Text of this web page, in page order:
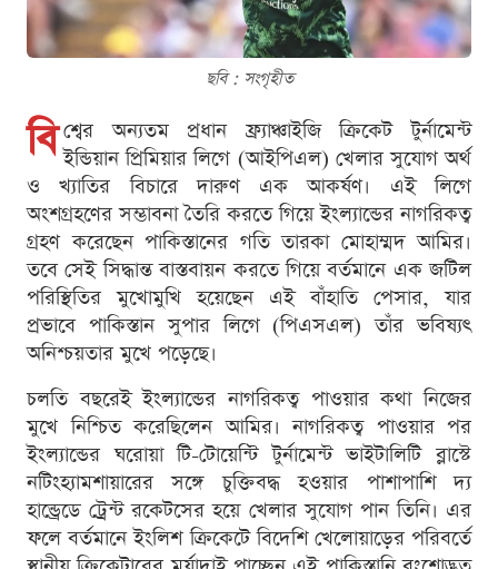
ছবি : সংগৃহীত
বি শ্বের অন্যতম প্রধান ফ্র্যাঞ্চাইজি ক্রিকেট টুর্নামেন্ট
ইন্ডিয়ান প্রিমিয়ার লিগে (আইপিএল) খেলার সুযোগ অর্থ
ও খ্যাতির বিচারে দারুণ এক আকর্ষণ। এই লিগে
অংশগ্রহণের সম্ভাবনা তৈরি করতে গিয়ে ইংল্যান্ডের নাগরিকত্ব
গ্রহণ করেছেন পাকিস্তানের গতি তারকা মোহাম্মদ আমির।
তবে সেই সিদ্ধান্ত বাস্তবায়ন করতে গিয়ে বর্তমানে এক জটিল
পরিস্থিতির মুখোমুখি হয়েছেন এই বাঁহাতি পেসার, যার
প্রভাবে পাকিস্তান সুপার লিগে (পিএসএল) তাঁর ভবিষ্যৎ
অনিশ্চয়তার মুখে পড়েছে।
চলতি বছরেই ইংল্যান্ডের নাগরিকত্ব পাওয়ার কথা নিজের
মুখে নিশ্চিত করেছিলেন আমির। নাগরিকত্ব পাওয়ার পর
ইংল্যান্ডের ঘরোয়া টি-টোয়েন্টি টুর্নামেন্ট ভাইটালিটি ব্লাস্টে
নটিংহ্যামশায়ারের সঙ্গে চুক্তিবদ্ধ হওয়ার পাশাপাশি দ্য
হান্ড্রেডে ট্রেন্ট রকেটসের হয়ে খেলার সুযোগ পান তিনি। এর
ফলে বর্তমানে ইংলিশ ক্রিকেটে বিদেশি খেলোয়াড়ের পরিবর্তে